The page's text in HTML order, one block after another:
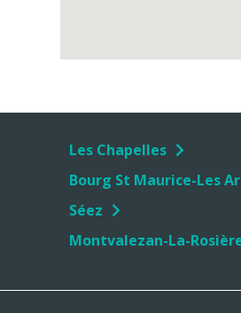
Les Chapelles
Bourg St Maurice-Les
Séez
Montvalezan-La-